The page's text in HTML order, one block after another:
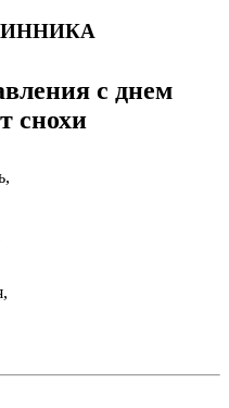
с днем
снохи